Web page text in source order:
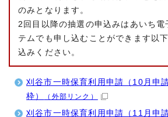
のみとなります。
2回目以降の抽選の申込みはあいち電
テムでも申し込むことができます以
込みください。
刈谷市一時保育利用申請（10月申
枠）
（外部リンク）
刈谷市一時保育利用申請（11月申